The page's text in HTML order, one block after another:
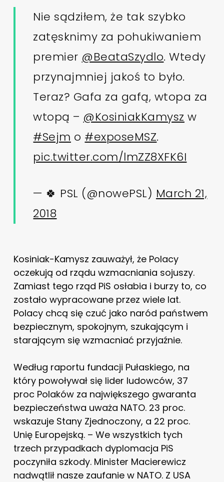
Nie sądziłem, że tak szybko
zatęsknimy za pohukiwaniem
premier @BeataSzydlo. Wtedy
przynajmniej jakoś to było.
Teraz? Gafa za gafą, wtopa za
wtopą – @KosiniakKamysz w
#Sejm o #exposeMSZ.
pic.twitter.com/lmZZ8XFK6I
— 🍀 PSL (@nowePSL) March 21,
2018
Kosiniak-Kamysz zauważył, że Polacy
oczekują od rządu wzmacniania sojuszy.
Zamiast tego rząd PiS osłabia i burzy to, co
zostało wypracowane przez wiele lat.
Polacy chcą się czuć jako naród państwem
bezpiecznym, spokojnym, szukającym i
starającym się wzmacniać przyjaźnie.
Według raportu fundacji Pułaskiego, na
który powoływał się lider ludowców, 37
proc Polaków za największego gwaranta
bezpieczeństwa uważa NATO. 23 proc.
wskazuje Stany Zjednoczony, a 22 proc.
Unię Europejską. – We wszystkich tych
trzech przypadkach dyplomacja PiS
poczyniła szkody. Minister Macierewicz
nadwątlił nasze zaufanie w NATO. Z USA